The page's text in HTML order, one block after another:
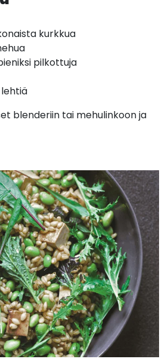
kurkkua
pilkottuja
blenderiin tai mehulinkoon ja